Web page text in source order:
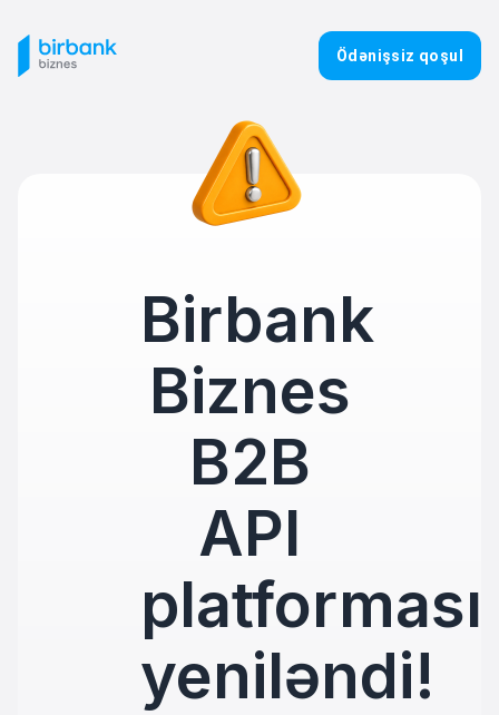
Ödənişsiz qoşul
Birbank
Biznes
B2B
API
platforması
yeniləndi!